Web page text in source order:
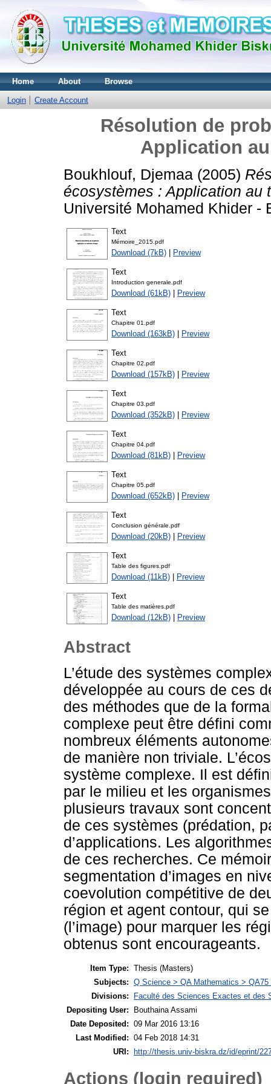
Home About Browse
Login Create Account
Résolution de
Application
Boukhlouf, Djemaa (2005)
écosystèmes : Application au
Université Mohamed Khider -
Text
Mémoire_2015.pdf
Download (7kB) | Preview
Text
Introduction generale.pdf
Download (61kB) | Preview
Text
Chapitre 01.pdf
Download (163kB) | Preview
Text
Chapitre 02.pdf
Download (157kB) | Preview
Text
Chapitre 03.pdf
Download (352kB) | Preview
Text
Chapitre 04.pdf
Download (81kB) | Preview
Text
Chapitre 05.pdf
Download (652kB) | Preview
Text
Conclusion générale.pdf
Download (20kB) | Preview
Text
Table des figures.pdf
Download (11kB) | Preview
Text
Table des matières.pdf
Download (12kB) | Preview
Abstract
L’étude des systèmes
développée au cours de ces
des méthodes que de la
complexe peut être défini
nombreux éléments
de manière non triviale.
système complexe. Il est
par le milieu et les
plusieurs travaux sont
de ces systèmes (prédation,
d’applications. Les
de ces recherches. Ce
segmentation d’images en
coevolution compétitive de
région et agent contour, qui
(l’image) pour marquer les
obtenus sont encourageants.
Item Type: Thesis (Masters)
Subjects: Q Science > QA Mathematics >
Divisions:
Faculté des Sciences Exactes et des
Depositing User:
Bouthaina Assami
Date Deposited: 09 Mar 2016 13:16
Last Modified: 04 Feb 2018 14:31
URI:
http://thesis.univ-biskra.dz/id/eprint/
Actions (login required)